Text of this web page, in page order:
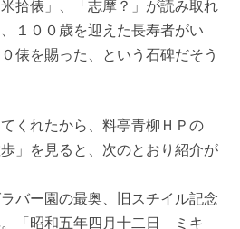
拾俵」、「志摩？」が読み取れ
１００歳を迎えた長寿者がい
俵を賜った、という石碑だそう
くれたから、料亭青柳ＨＰの
」を見ると、次のとおり紹介が
バー園の最奥、旧スチイル記念
。「昭和五年四月十二日 ミキ